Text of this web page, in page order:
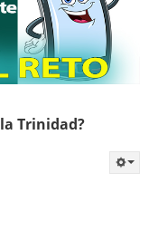
Trinidad?